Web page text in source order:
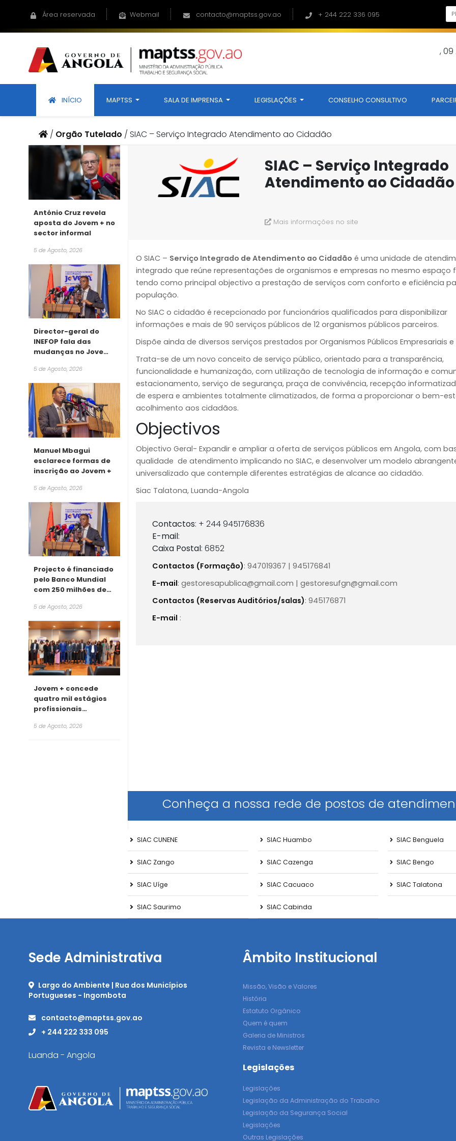
Área reservada Webmail contacto@maptss.gov.ao + 244 222 336 095
,
INÍCIO MAPTSS SALA DE IMPRENSA LEGISLAÇÕES CONSELHO CONSULTIVO
/ Orgão Tutelado / SIAC – Serviço Integrado Atendimento ao Cidadão
António Cruz revela
aposta do Jovem + no
sector informal
5 de Agosto, 2026
Director-geral do
INEFOP fala das
mudanças no Jovem
5 de Agosto, 2026
Manuel Mbagui
esclarece formas de
inscrição ao Jovem +
5 de Agosto, 2026
Projecto é financiado
pelo Banco Mundial
com 250 milhões de
5 de Agosto, 2026
Jovem + concede
quatro mil estágios
profissionais
2026
5 de Agosto, 2026
SIAC – Serviço Integrado
Atendimento ao Cidadão
Mais informações no site
O SIAC – Serviço Integrado de Atendimento ao Cidadão é uma unidade de
integrado que reúne representações de organismos e empresas no mesmo espaço
tendo como principal objectivo a prestação de serviços com conforto e eficiência
população.
No SIAC o cidadão é recepcionado por funcionários qualificados para disponibilizar
informações e mais de 90 serviços públicos de 12 organismos públicos parceiros.
Dispõe ainda de diversos serviços prestados por Organismos Públicos Empresariais e
Trata-se de um novo conceito de serviço público, orientado para a transparência,
funcionalidade e humanização, com utilização de tecnologia de informação e
estacionamento, serviço de segurança, praça de convivência, recepção
de espera e ambientes totalmente climatizados, de forma a proporcionar o bem-
acolhimento aos cidadãos.
Objectivos
Objectivo Geral- Expandir e ampliar a oferta de serviços públicos em Angola, com
qualidade de atendimento implicando no SIAC, e desenvolver um modelo
universalizado que contemple diferentes estratégias de alcance ao cidadão.
Siac Talatona, Luanda-Angola
Contactos: + 244 945176836
E-mail:
Caixa Postal: 6852
Contactos (Formação): 947019367 | 945176841
E-mail: gestoresapublica@gmail.com | gestoresufgn@gmail.com
Contactos (Reservas Auditórios/salas): 945176871
E-mail :
Conheça a nossa rede de postos de
SIAC CUNENE
SIAC Zango
SIAC Uíge
SIAC Saurimo
SIAC Huambo
SIAC Cazenga
SIAC Cacuaco
SIAC Cabinda
SIAC Benguela
SIAC Bengo
SIAC Talatona
Sede Administrativa
Largo do Ambiente | Rua dos Municípios
Portugueses - Ingombota
contacto@maptss.gov.ao
+ 244 222 333 095
Luanda - Angola
Âmbito Institucional
Missão, Visão e Valores
História
Estatuto Orgânico
Quem é quem
Galeria de Ministros
Revista e Newsletter
Legislações
Legislações
Legislação da Administração do Trabalho
Legislação da Segurança Social
Legislações
Outras Legislações